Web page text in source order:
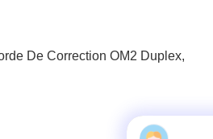
De Correction OM2 Duplex,